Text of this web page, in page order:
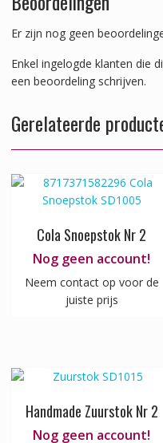
Er zijn nog geen
Enkel ingelogde klanten die
een beoordeling schrijven.
Gerelateerde
Cola Snoepstok Nr 2
Nog geen account!
Neem contact op voor de
juiste prijs
Handmade Zuurstok Nr 2
Nog geen account!